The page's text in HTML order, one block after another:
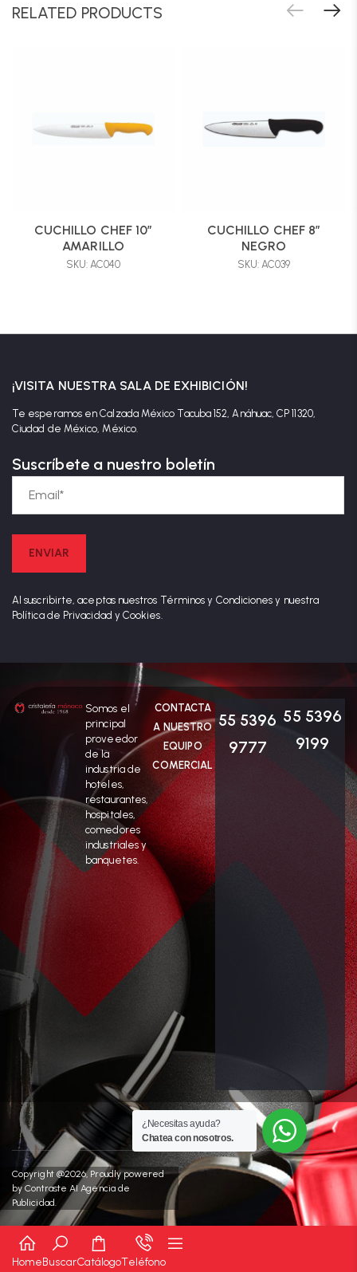
RELATED PRODUCTS
CUCHILLO CHEF 10″
AMARILLO
SKU: AC040
CUCHILLO CHEF 8″
NEGRO
SKU: AC039
¡VISITA NUESTRA SALA DE EXHIBICIÓN!
Te esperamos en Calzada México Tacuba 152, Anáhuac, CP 11320,
Ciudad de México, México.
Suscríbete a nuestro boletín
Al suscribirte, aceptas nuestros Términos y Condiciones y nuestra
Política de Privacidad y Cookies.
Somos el
principal
proveedor
de la
industria de
hoteles,
restaurantes,
hospitales,
comedores
industriales y
banquetes.
CONTACTA
A NUESTRO
EQUIPO
COMERCIAL
55 5396
9777
55 5396
9199
Copyright @2026, Proudly powered
by Contraste AI Agencia de
Publicidad.
HomeBuscarCatálogoTeléfono
¿Necesitas ayuda?
Chatea con nosotros.